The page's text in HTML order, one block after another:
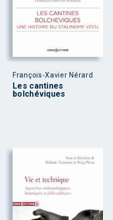
François-Xavier Nérard
Les cantines
bolchéviques